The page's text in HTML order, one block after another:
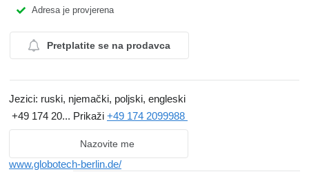
Adresa je provjerena
Pretplatite se na prodavca
Jezici: ruski, njemački, poljski, engleski
+49 174 20... Prikaži +49 174 2099988
Nazovite me
www.globotech-berlin.de/